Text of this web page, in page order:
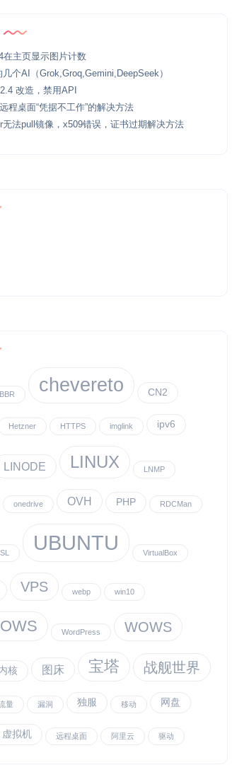
在主页显示图片计数
个AI（Grok,Groq,Gemini,DeepSeek）
改造，禁用API
程桌面“凭据不工作”的解决方法
法pull镜像，x509错误，证书过期解决方法
BBR chevereto CN2
Hetzner HTTPS imglink ipv6
LINODE LINUX LNMP
onedrive OVH PHP RDCMan
UBUNTU VirtualBox
VPS webp win10
WordPress WOWS
核 图床 宝塔 战舰世界
量 漏洞 独服 移动 网盘
虚拟机 远程桌面 阿里云 驱动